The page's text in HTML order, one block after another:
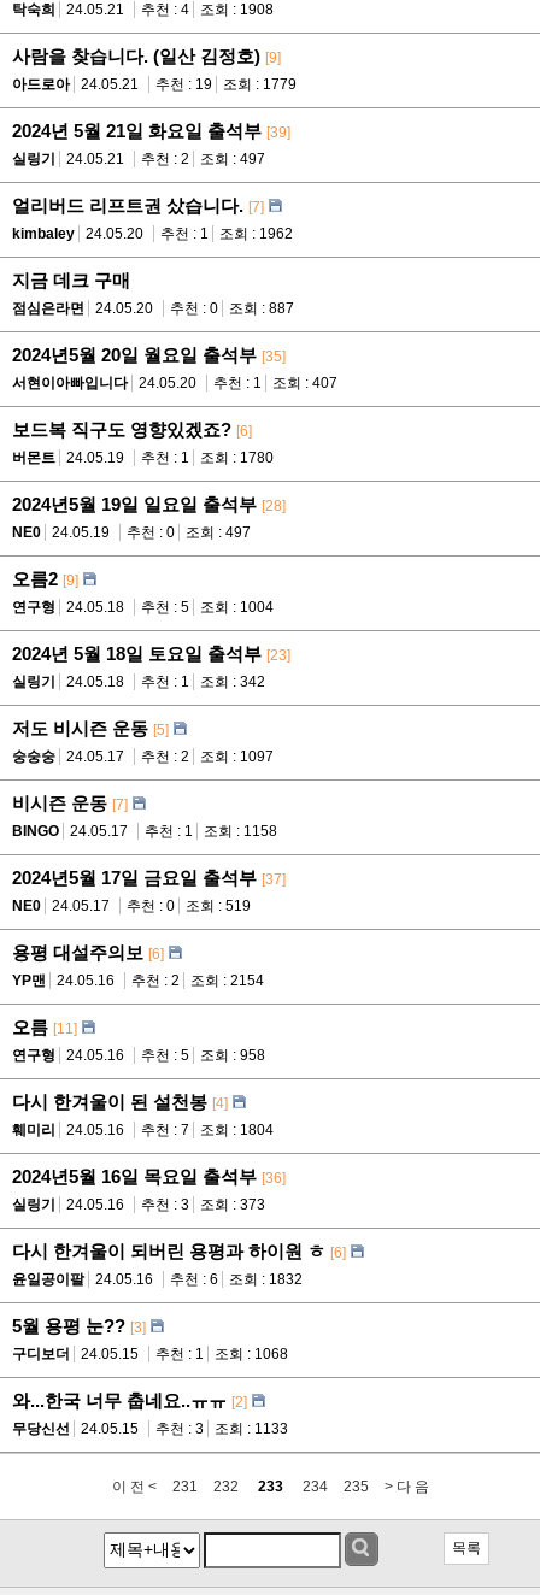
탁숙희
24.05.21 추천 : 4 조회 : 1908
사람을 찾습니다. (일산 김정호) [9]
아드로아
24.05.21 추천 : 19 조회 : 1779
2024년 5월 21일 화요일 출석부 [39]
실링기
24.05.21 추천 : 2 조회 : 497
얼리버드 리프트권 샀습니다. [7]
kimbaley
24.05.20 추천 : 1 조회 : 1962
지금 데크 구매
점심은라면 24.05.20 추천 : 0 조회 : 887
2024년5월 20일 월요일 출석부 [35]
서현이아빠입니다
24.05.20 추천 : 1 조회 : 407
보드복 직구도 영향있겠죠? [6]
버몬트
24.05.19 추천 : 1 조회 : 1780
2024년5월 19일 일요일 출석부 [28]
NE0
24.05.19 추천 : 0 조회 : 497
오름2 [9]
연구형
24.05.18 추천 : 5 조회 : 1004
2024년 5월 18일 토요일 출석부 [23]
실링기
24.05.18 추천 : 1 조회 : 342
저도 비시즌 운동 [5]
숭숭숭
24.05.17 추천 : 2 조회 : 1097
비시즌 운동 [7]
BINGO
24.05.17 추천 : 1 조회 : 1158
2024년5월 17일 금요일 출석부 [37]
NE0
24.05.17 추천 : 0 조회 : 519
용평 대설주의보 [6]
YP맨
24.05.16 추천 : 2 조회 : 2154
오름 [11]
연구형
24.05.16 추천 : 5 조회 : 958
다시 한겨울이 된 설천봉 [4]
훼미리
24.05.16 추천 : 7 조회 : 1804
2024년5월 16일 목요일 출석부 [36]
실링기
24.05.16 추천 : 3 조회 : 373
다시 한겨울이 되버린 용평과 하이원 ㅎ [6]
윤일공이팔
24.05.16 추천 : 6 조회 : 1832
5월 용평 눈?? [3]
구디보더
24.05.15 추천 : 1 조회 : 1068
와...한국 너무 춥네요..ㅠㅠ [2]
무당신선
24.05.15 추천 : 3 조회 : 1133
이 전 < 231 232 233 234 235 > 다 음
목록